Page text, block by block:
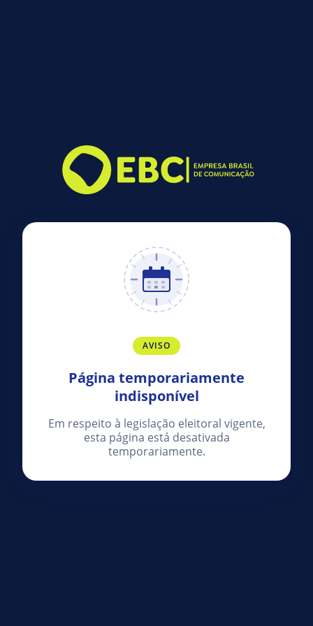
AVISO
Página temporariamente
indisponível
Em respeito à legislação eleitoral vigente,
esta página está desativada
temporariamente.